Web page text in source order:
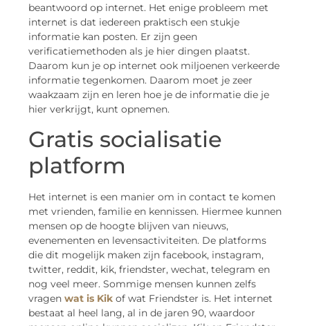
beantwoord op internet. Het enige probleem met
internet is dat iedereen praktisch een stukje
informatie kan posten. Er zijn geen
verificatiemethoden als je hier dingen plaatst.
Daarom kun je op internet ook miljoenen verkeerde
informatie tegenkomen. Daarom moet je zeer
waakzaam zijn en leren hoe je de informatie die je
hier verkrijgt, kunt opnemen.
Gratis socialisatie
platform
Het internet is een manier om in contact te komen
met vrienden, familie en kennissen. Hiermee kunnen
mensen op de hoogte blijven van nieuws,
evenementen en levensactiviteiten. De platforms
die dit mogelijk maken zijn facebook, instagram,
twitter, reddit, kik, friendster, wechat, telegram en
nog veel meer. Sommige mensen kunnen zelfs
vragen wat is Kik of wat Friendster is. Het internet
bestaat al heel lang, al in de jaren 90, waardoor